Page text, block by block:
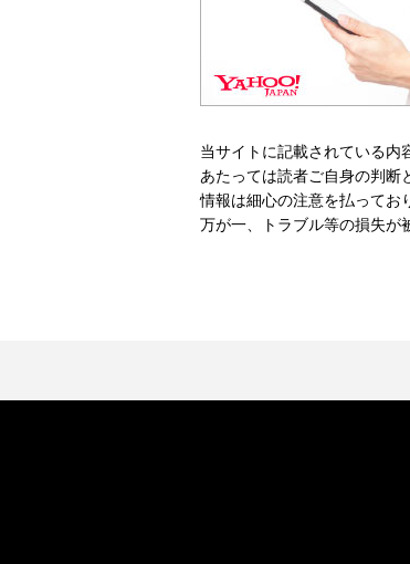
当サイトに記載されている内
あたっては読者ご自身の判断
情報は細心の注意を払ってお
万が一、トラブル等の損失が